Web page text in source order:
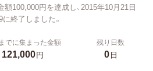
額100,000円を達成し、2015年10月21日
終了しました。
でに集まった金額
121,000円
残り日数
0日